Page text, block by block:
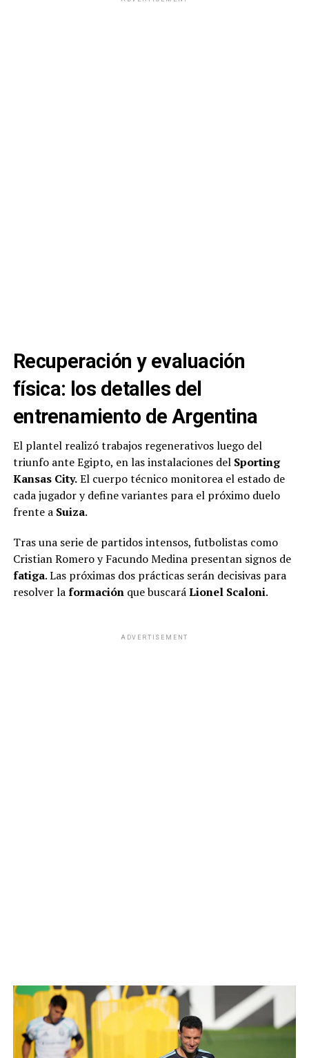
Recuperación y evaluación
física: los detalles del
entrenamiento de Argentina
El plantel realizó trabajos regenerativos luego del
triunfo ante Egipto, en las instalaciones del Sporting
Kansas City.El cuerpo técnico monitorea el estado de
cada jugador y define variantes para el próximo duelo
frente a Suiza.
Tras una serie de partidos intensos, futbolistas como
Cristian Romero y Facundo Medina presentan signos de
fatiga. Las próximas dos prácticas serán decisivas para
resolver laformaciónque buscaráLionel Scaloni.
ADVERTISEMENT